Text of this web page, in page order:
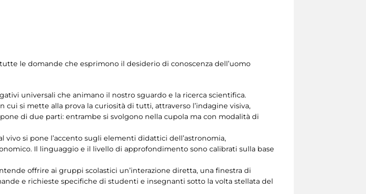
le domande che esprimono il desiderio di conoscenza dell’uomo
universali che animano il nostro sguardo e la ricerca scientifica.
cui si mette alla prova la curiosità di tutti, attraverso l’indagine visiva,
di due parti: entrambe si svolgono nella cupola ma con modalità di
si pone l’accento sugli elementi didattici dell’astronomia,
Il linguaggio e il livello di approfondimento sono calibrati sulla base
offrire ai gruppi scolastici un’interazione diretta, una finestra di
e richieste specifiche di studenti e insegnanti sotto la volta stellata del